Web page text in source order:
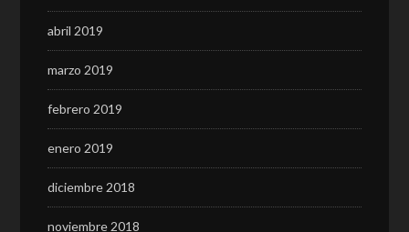
abril 2019
marzo 2019
febrero 2019
enero 2019
diciembre 2018
noviembre 2018